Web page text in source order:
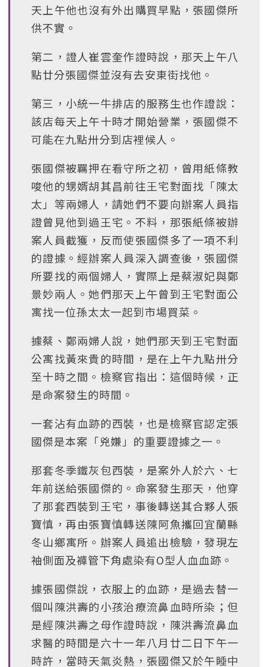
天上午他也沒有外出購買早點，張國傑所
供不實。
第二，證人崔雲奎作證時說，那天上午八
點廿分張國傑並沒有去安東街找他。
第三，小統一牛排店的服務生也作證說：
該店每天上午十時才開始營業，張國傑不
可能在九點卅分到店裡候人。
張國傑被羈押在看守所之初，曾用紙條教
唆他的甥婿胡其昌前往王宅對面找「陳太
太」等兩婦人，請她們不要向辦案人員指
證曾見他到過王宅。不料，那張紙條被辦
案人員截獲，反而使張國傑多了一項不利
的證據。經辦案人員深入調查後，張國傑
所要找的兩個婦人，實際上是蔡淑妃與鄭
景妙兩人。她們那天上午曾到王宅對面公
寓找一位孫太太一起到市場買菜。
據蔡、鄭兩婦人說，她們那天到王宅對面
公寓找黃來貴的時間，是在上午九點卅分
至十時之間。檢察官指出：這個時候，正
是命案發生的時間。
一套沾有血跡的西裝，也是檢察官認定張
國傑是本案「兇嫌」的重要證據之一。
那套冬季鐵灰包西裝，是案外人於六、七
年前送給張國傑的。命案發生那天，他穿
了那套西裝到王宅，事後轉送其合夥人張
寶慎，再由張寶慎轉送陳阿魚攜回宜蘭縣
冬山鄉寓所。辦案人員追出檢驗，發現左
袖側面及褲管下角處染有O型人血血跡。
據張國傑說，衣服上的血跡，是過去替一
個叫陳洪壽的小孩治療流鼻血時所染；但
是經陳洪壽之母作證時說，陳洪壽流鼻血
求醫的時間是六十一年八月廿二日下午一
時許，當時天氣炎熱，張國傑又於午睡中